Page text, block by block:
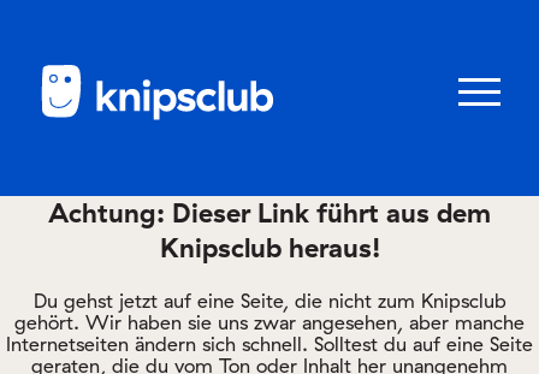
Menü
knipstipps
Eltern
Achtung: Dieser Link führt aus dem
Knipsclub heraus!
Du gehst jetzt auf eine Seite, die nicht zum Knipsclub
gehört. Wir haben sie uns zwar angesehen, aber manche
Internetseiten ändern sich schnell. Solltest du auf eine Seite
geraten, die du vom Ton oder Inhalt her unangenehm